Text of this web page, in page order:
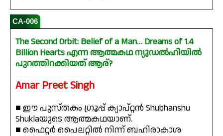
CA-006
The Second Orbit: Belief of a Man… Dreams of 1.4
Billion Hearts എന്ന ആത്മകഥ ന്യൂഡൽഹിയിൽ
പുറത്തിറക്കിയത് ആര്?
Amar Preet Singh
■ ഈ പുസ്തകം ഗ്രൂപ്പ് ക്യാപ്റ്റൻ Shubhanshu
Shuklaയുടെ ആത്മകഥയാണ്.
■ ഫൈറ്റർ പൈലറ്റിൽ നിന്ന് ബഹിരാകാശ